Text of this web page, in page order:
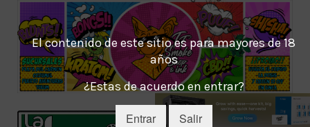
El contenido de este sitio es para mayores de 18
años
¿Estas de acuerdo en entrar?
Entrar Salir